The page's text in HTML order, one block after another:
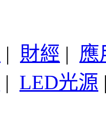
| 財經 | 應
| LED光源